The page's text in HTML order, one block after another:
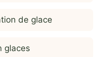
de glace
glaces